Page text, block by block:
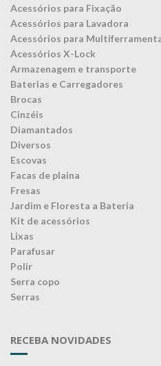
Acessórios para Fixação
Acessórios para Lavadora
Acessórios para
Acessórios X-Lock
Armazenagem e transporte
Baterias e Carregadores
Brocas
Cinzéis
Diamantados
Diversos
Escovas
Facas de plaina
Fresas
Jardim e Floresta a Bateria
Kit de acessórios
Lixas
Parafusar
Polir
Serra copo
Serras
RECEBA NOVIDADES